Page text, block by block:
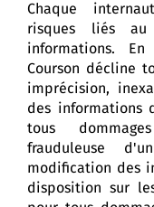
Chaque
risques liés
informations.
Courson décline
imprécision,
des informations
tous
frauduleuse
modification des
disposition sur